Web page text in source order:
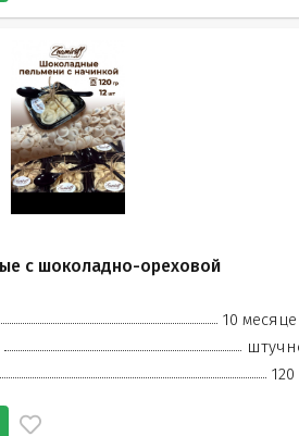
с шоколадно-ореховой
10
120